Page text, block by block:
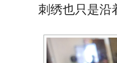
刺绣也只是沿